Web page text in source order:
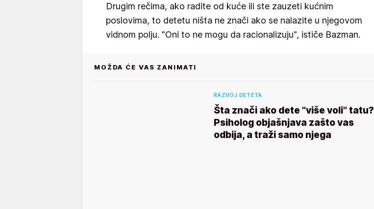
Drugim rečima, ako radite od kuće ili ste zauzeti kućnim
poslovima, to detetu ništa ne znači ako se nalazite u njegovom
vidnom polju. "Oni to ne mogu da racionalizuju", ističe Bazman.
MOŽDA ĆE VAS ZANIMATI
RAZVOJ DETETA
Šta znači ako dete "više voli" tatu?
Psiholog objašnjava zašto vas
odbija, a traži samo njega